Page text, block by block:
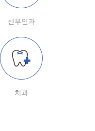
산부인과
치과